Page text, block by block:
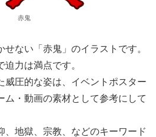
赤鬼
ない「赤鬼」のイラストです。
力は満点です。
威圧的な姿は、イベントポスター
ム・動画の素材として参考にして
、地獄、宗教、などのキーワード